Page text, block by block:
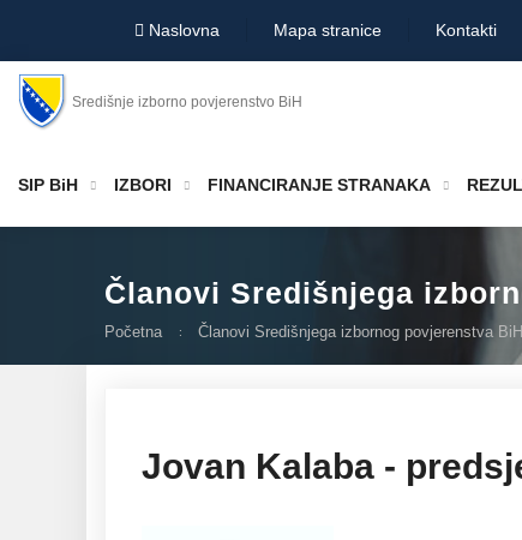
Naslovna Mapa stranice Kontakti
Središnje izborno povjerenstvo BiH
SIP BiH IZBORI FINANCIRANJE STRANAKA
Članovi Središnjega
Početna Članovi Središnjega izbornog povjerenstva BiH
Jovan Kalaba -